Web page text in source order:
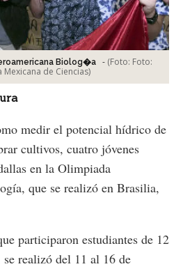
Biolog�a - (Foto: Foto:
de Ciencias)
medir el potencial hídrico de
cultivos, cuatro jóvenes
en la Olimpiada
que se realizó en Brasilia,
participaron estudiantes de 12
realizó del 11 al 16 de